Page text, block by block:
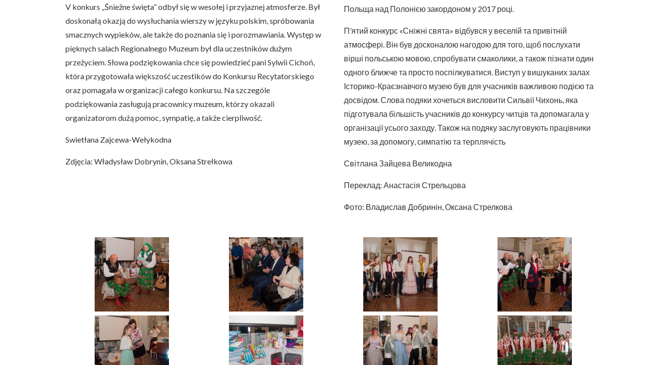
V konkurs „Śnieżne święta” odbył się w wesołej i przyjaznej atmosferze. Był
doskonałą okazją do wysłuchania wierszy w języku polskim, spróbowania
smacznych wypieków, ale także do poznania się i porozmawiania. Występ w
pięknych salach Regionalnego Muzeum był dla uczestników dużym
przeżyciem. Słowa podziękowania chce się powiedzieć pani Sylwii Cichoń,
która przygotowała większość uczestików do Konkursu Recytatorskiego
oraz pomagała w organizacji całego konkursu. Na szczególe
podziękowania zasługują pracownicy muzeum, którzy okazali
organizatorom dużą pomoc, sympatię, a także cierpliwość.
Swietłana Zajcewa-Wełykodna
Zdjęcia: Władysław Dobrynin, Oksana Strełkowa
Польща над Полонією закордоном у 2017 році.
П’ятий конкурс «Сніжні свята» відбувся у веселій та привітній
атмосфері. Він був досконалою нагодою для того, щоб послухати
вірші польською мовою, спробувати смаколики, а також пізнати один
одного ближче та просто поспілкуватися. Виступ у вишуканих залах
Історико-Краєзнавчого музею був для учасників важливою подією та
досвідом. Слова подяки хочеться висловити Сильвії Чихонь, яка
підготувала більшість учасників до конкурсу читців та допомагала у
організації усього заходу. Також на подяку заслуговують працівники
музею, за допомогу, симпатію та терплячість
Світлана Зайцева Великодна
Переклад: Анастасія Стрельцова
Фото: Владислав Добринін, Оксана Стрелкова